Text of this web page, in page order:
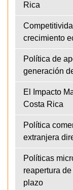
Rica
crecimiento
Política de
generación
El Impacto
Costa Rica
Política
extranjera
Políticas
reapertura
plazo